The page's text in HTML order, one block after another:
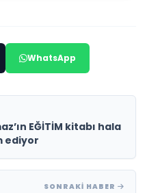
WhatsApp
EĞİTİM kitabı hala
ediyor
SONRAKI HABER